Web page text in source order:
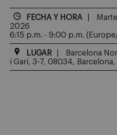
FECHA Y HORA
2026
6:15 p.m. - 9:00 p.m.
LUGAR
Barcelona
i Garí, 3-7, 08034, Barcelona,